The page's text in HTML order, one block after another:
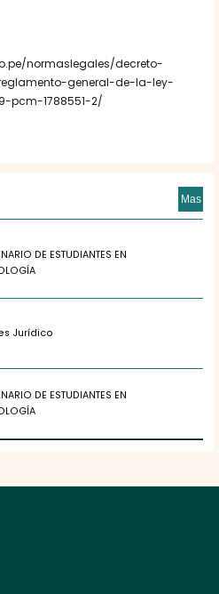
normaslegales/decreto-
general-de-la-ley-
pcm-1788551-2/
Mas
DE ESTUDIANTES EN
Jurídico
DE ESTUDIANTES EN